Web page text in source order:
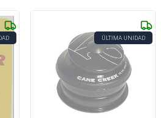
ÚLTIMA UNIDAD